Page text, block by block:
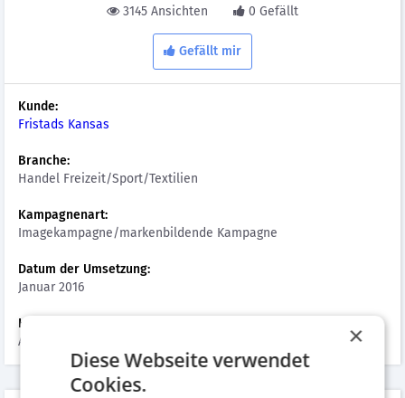
3145 Ansichten 0 Gefällt
Gefällt mir
Kunde:
Fristads Kansas
Branche:
Handel Freizeit/Sport/Textilien
Kampagnenart:
Imagekampagne/markenbildende Kampagne
Datum der Umsetzung:
Januar 2016
Hinzugefügt am:
August 2016
×
Diese Webseite verwendet
Cookies.